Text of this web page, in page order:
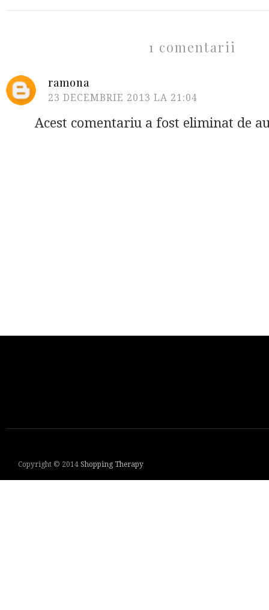
1 comentarii
ramona
23 DECEMBRIE 2013 LA 21:04
Acest comentariu a fost eliminat de
Copyright © 2014 Shopping Therapy